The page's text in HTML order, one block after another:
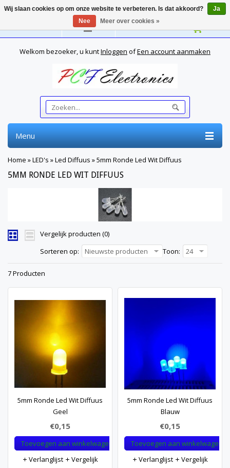
Nederlands
Welkom bezoeker, u kuntInloggen ofEen account aanmaken
Menu
Home »LED's »Led Diffuus »5mm Ronde Led Wit Diffuus
5MM RONDE LED WIT DIFFUUS
Vergelijk producten (0)
Sorteren op:
Nieuwste producten Toon: 24
7 Producten
5mm Ronde Led Wit Diffuus
Geel
€0,15
Toevoegen aan winkelwagen
Verlanglijst
Vergelijk
5mm Ronde Led Wit Diffuus
Blauw
€0,15
Toevoegen aan winkelwagen
Verlanglijst
Vergelijk
Wij slaan cookies op om onze website te verbeteren. Is dat akkoord?
Ja
Nee
Meer over cookies »